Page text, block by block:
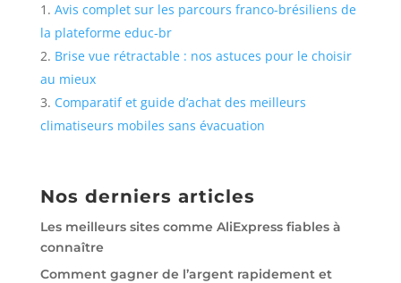
Avis complet sur les parcours franco-brésiliens de
la plateforme educ-br
Brise vue rétractable : nos astuces pour le choisir
au mieux
Comparatif et guide d’achat des meilleurs
climatiseurs mobiles sans évacuation
Nos derniers articles
Les meilleurs sites comme AliExpress fiables à
connaître
Comment gagner de l’argent rapidement et